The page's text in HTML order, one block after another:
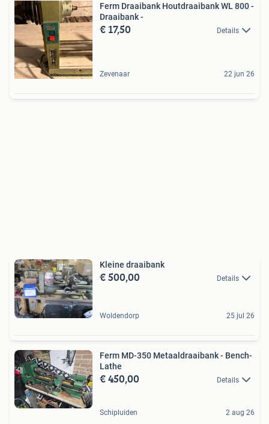
Ferm Draaibank Houtdraaibank WL 800 -
Draaibank -
€ 17,50 Details
Zevenaar 22 jun 26
Kleine draaibank
€ 500,00 Details
Woldendorp 25 jul 26
Ferm MD-350 Metaaldraaibank - Bench-
Lathe
€ 450,00 Details
Schipluiden 2 aug 26